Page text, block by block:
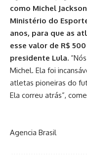
como Michel
Ministério do
anos, para que as
esse valor de R$
presidente Lula.
Michel. Ela foi
atletas pioneiras do
Ela correu atrás”,
Agencia Brasil